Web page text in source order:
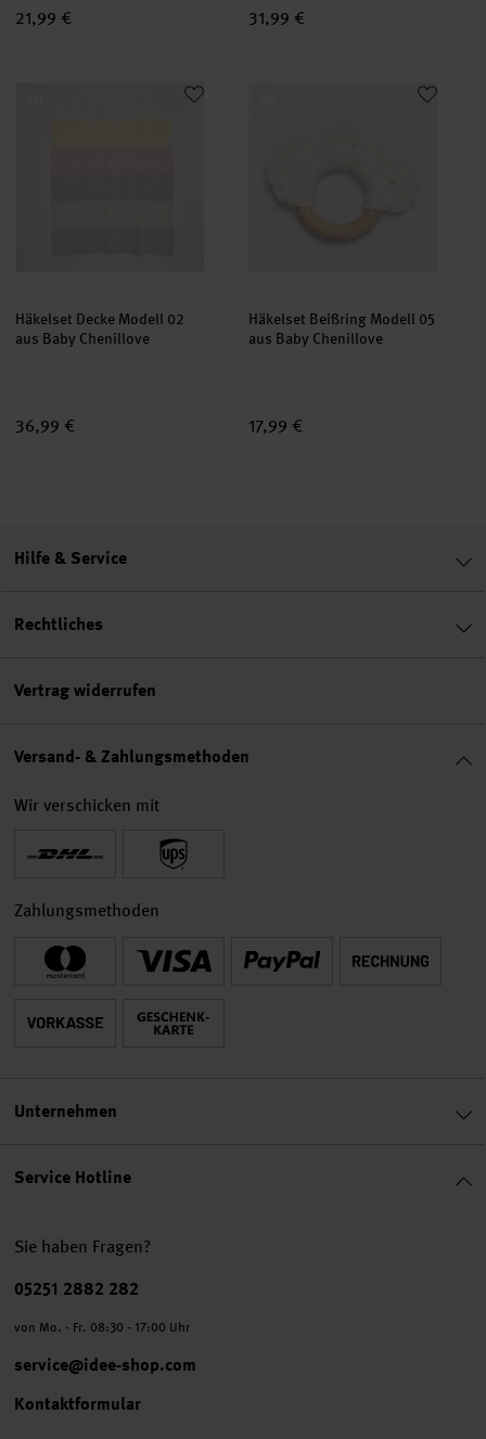
21,99 € 31,99 €
Häkelset Decke Modell 02 aus Baby Chenillove
Häkelset Decke Modell 02
aus Baby Chenillove
36,99 €
Häkelset Beißring Modell 05
Häkelset Beißring Modell 05
aus Baby Chenillove
17,99 €
Service Hotline
Sie haben Fragen?
Telefonnummer
05251 2882 282
von Mo. - Fr. 08:30 - 17:00 Uhr
service@idee-shop.com
Kontaktformular
Hilfe & Service
Rechtliches
Vertrag widerrufen
Versand- & Zahlungsmethoden
Wir verschicken mit
Zahlungsmethoden
Unternehmen